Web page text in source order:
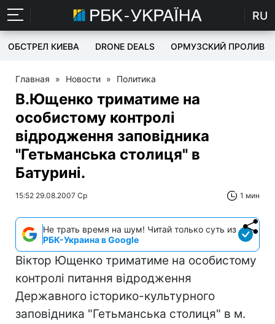
RU
ОБСТРЕЛ КИЕВА DRONE DEALS ОРМУЗСКИЙ ПРОЛИВ
Главная » Новости » Политика
В.Ющенко триматиме на
особистому контролі
відродження заповідника
"Гетьманська столиця" в
Батурині.
15:52 29.08.2007 Ср 1 мин
Не трать время на шум! Читай только суть из
РБК-Украина в Google
Віктор Ющенко триматиме на особистому
контролі питання відродження
Державного історико-культурного
заповідника "Гетьманська столиця" в м.